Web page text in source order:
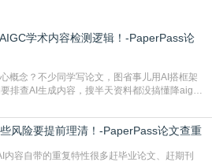
学术内容检测逻辑！-PaperPass论
概念？不少同学写论文，图省事儿用AI搭框架
排查AI生成内容，搜半天资料都没搞懂降aigc
也搞不清降aigc检测是啥，对相关要求摸不
工具在学术领域普及诞生的新需求，核心是为
风险要提前理清！-PaperPass论文查重
容自带的重复特性很多赶毕业论文、赶期刊